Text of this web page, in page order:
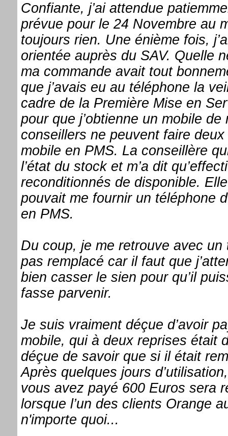
Confiante, j’ai attendue
prévue pour le 24 Novembre au
toujours rien. Une énième fois,
orientée auprès du SAV. Quelle
ma commande avait tout
que j’avais eu au téléphone la
cadre de la Première Mise en
pour que j’obtienne un mobile
conseillers ne peuvent faire
mobile en PMS. La conseillère
l’état du stock et m’a dit
reconditionnés de disponible.
pouvait me fournir un téléphone
en PMS.
Du coup, je me retrouve avec un
pas remplacé car il faut que
bien casser le sien pour qu’il
fasse parvenir.
Je suis vraiment déçue d’avoir
mobile, qui à deux reprises était
déçue de savoir que si il était
Après quelques jours
vous avez payé 600 Euros sera
lorsque l’un des clients Orange
n'importe quoi...